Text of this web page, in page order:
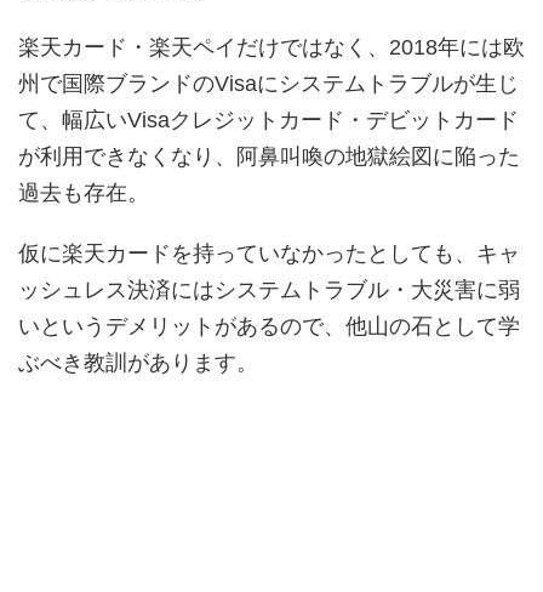
楽天カード・楽天ペイだけではなく、2018年には欧
州で国際ブランドのVisaにシステムトラブルが生じ
て、幅広いVisaクレジットカード・デビットカード
が利用できなくなり、阿鼻叫喚の地獄絵図に陥った
過去も存在。
仮に楽天カードを持っていなかったとしても、キャ
ッシュレス決済にはシステムトラブル・大災害に弱
いというデメリットがあるので、他山の石として学
ぶべき教訓があります。